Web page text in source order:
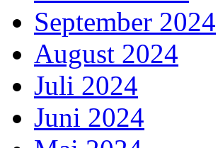
September 2024
August 2024
Juli 2024
Juni 2024